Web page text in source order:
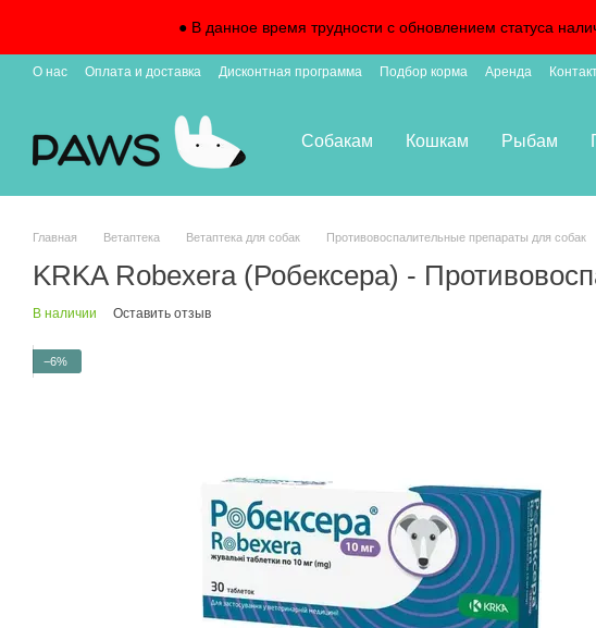
● В данное время трудности с обновлением статуса
О нас Оплата и доставка Дисконтная программа Подбор корма Аренда
Собакам Кошкам Рыбам
Главная Ветаптека Ветаптека для собак Противовоспалительные препараты для собак
KRKA Robexera (Робексера) -
В наличии Оставить отзыв
−6%